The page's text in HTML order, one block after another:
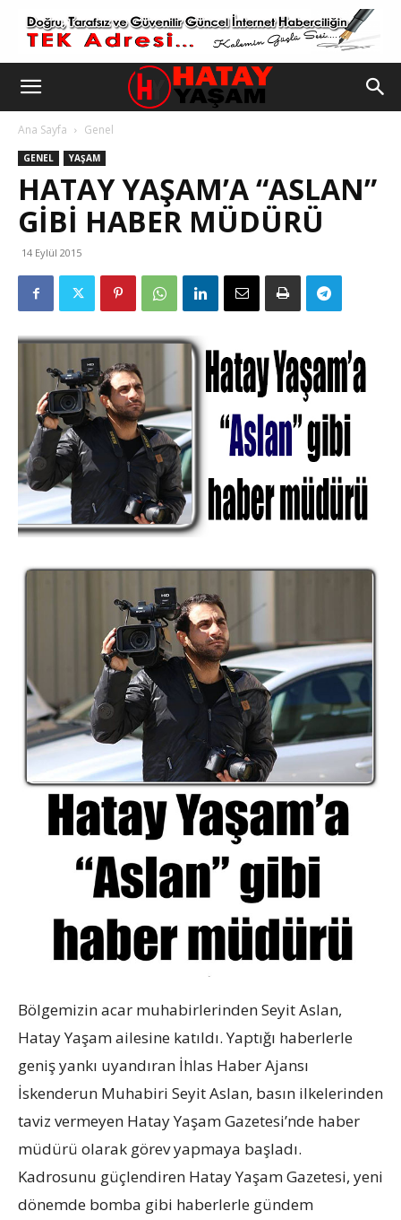
Ana Sayfa Genel
GENEL YAŞAM
HATAY YAŞAM’A “ASLAN”
GIBI HABER MÜDÜRÜ
14 Eylül 2015
Bölgemizin acar muhabirlerinden Seyit Aslan,
Hatay Yaşam ailesine katıldı. Yaptığı haberlerle
geniş yankı uyandıran İhlas Haber Ajansı
İskenderun Muhabiri Seyit Aslan, basın ilkelerinden
taviz vermeyen Hatay Yaşam Gazetesi’nde haber
müdürü olarak görev yapmaya başladı.
Kadrosunu güçlendiren Hatay Yaşam Gazetesi, yeni
dönemde bomba gibi haberlerle gündem